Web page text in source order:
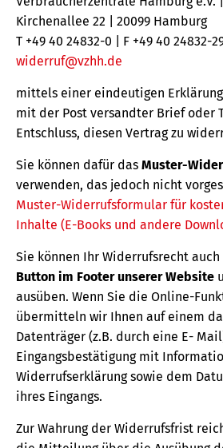
Kirchenallee 22 | 20099 Hamburg
T +49 40 24832-0 | F +49 40 24832-
widerruf@vzhh.de
mittels einer eindeutigen
mit der Post versandter Brief oder
Entschluss, diesen Vertrag zu
Sie können dafür das Muster-
verwenden, das jedoch nicht
Muster-Widerrufsformular für
Inhalte (E-Books und andere
Sie können Ihr Widerrufsrecht
Button im Footer unserer Website
ausüben. Wenn Sie die Online-
übermitteln wir Ihnen auf einem
Datenträger (z.B. durch eine E-
Eingangsbestätigung mit
Widerrufserklärung sowie dem
ihres Eingangs.
Zur Wahrung der Widerrufsfrist